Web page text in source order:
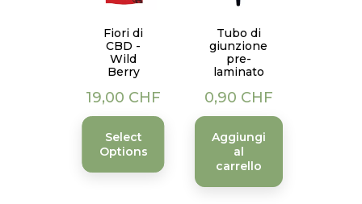
Fiori di
CBD -
Wild
Berry
Prezzo
19,00 CHF
Select
Options
Tubo di
giunzione
pre-
laminato
Prezzo
0,90 CHF
Aggiungi
al
carrello